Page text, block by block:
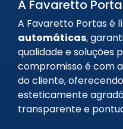
A Favaretto
A Favaretto Portas é
automáticas,
qualidade e soluções
compromisso é com
do cliente,
esteticamente
transparente e